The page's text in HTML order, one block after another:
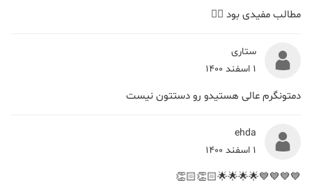
مطالب مفیدی بود 👌🏻
ستاری
1 اسفند 1400
دمتونگرم عالی هستیدو رو دستتون نیست
ehda
1 اسفند 1400
💙💙💙💙🌟🌟🌟🌟👏🏻👏🏻